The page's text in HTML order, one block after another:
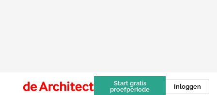
Start gratis
proefperiode
Inloggen